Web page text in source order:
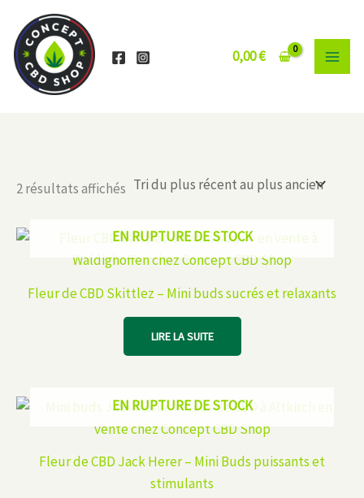
contenu
0,00€
2 résultats affichés Trié
récent
au
plus
ancien
EN RUPTURE DE STOCK
Fleur de CBD Skittlez – Mini buds sucrés et relaxants
LIRE LA SUITE
EN RUPTURE DE STOCK
Fleur de CBD Jack Herer – Mini Buds puissants et
stimulants